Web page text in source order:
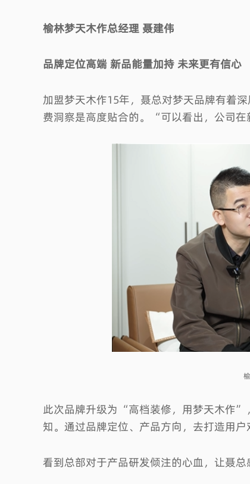
榆林梦天木作总经理 聂建伟
品牌定位高端 新品能量加持 未来更有信心
加盟梦天木作15年，聂总对梦天品牌有着
费洞察是高度贴合的。“可以看出，公司
此次品牌升级为“高档装修，用梦天木作”
知。通过品牌定位、产品方向，去打造用
看到总部对于产品研发倾注的心血，让聂
什作设计 |【小陈涮肉馆】在浓浓烟火气中享受美食和快乐